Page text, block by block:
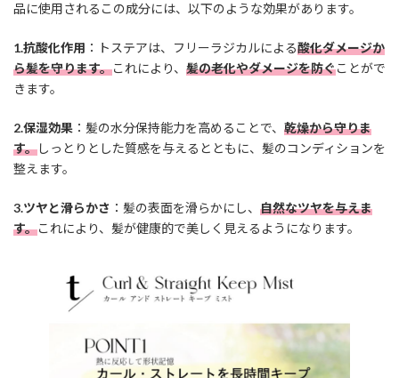
品に使用されるこの成分には、以下のような効果があります。
1.抗酸化作用 ：トステアは、フリーラジカルによる酸化ダメージか
ら髪を守ります。これにより、 髪の老化やダメージを防ぐことがで
きます。
2.保湿効果 ：髪の水分保持能力を高めることで、 乾燥から守りま
す。しっとりとした質感を与えるとともに、髪のコンディションを
整えます。
3.ツヤと滑らかさ ：髪の表面を滑らかにし、 自然なツヤを与えま
す。これにより、髪が健康的で美しく見えるようになります。